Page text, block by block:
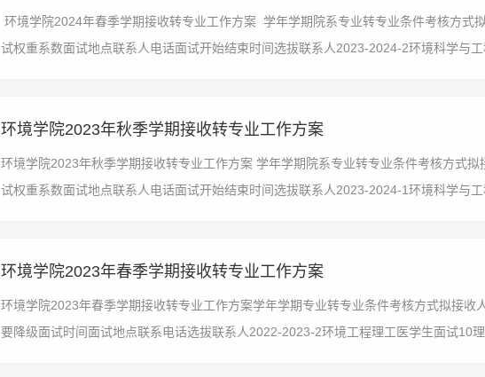
环境学院2024年春季学期接收转专业工作方案 学年学期院系专业转专业条件考核方式
试权重系数面试地点联系人电话面试开始结束时间选拔联系人2023-2024-2环境科学与工
环境学院2023年秋季学期接收转专业工作方案
环境学院2023年秋季学期接收转专业工作方案 学年学期院系专业转专业条件考核方式
试权重系数面试地点联系人电话面试开始结束时间选拔联系人2023-2024-1环境科学与工
环境学院2023年春季学期接收转专业工作方案
环境学院2023年春季学期接收转专业工作方案学年学期专业转专业条件考核方式拟接收
要降级面试时间面试地点联系电话选拔联系人2022-2023-2环境工程理工医学生面试10理